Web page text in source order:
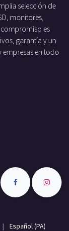
selección de
monitores,
es
garantía y un
empresas en todo
| Español (PA)